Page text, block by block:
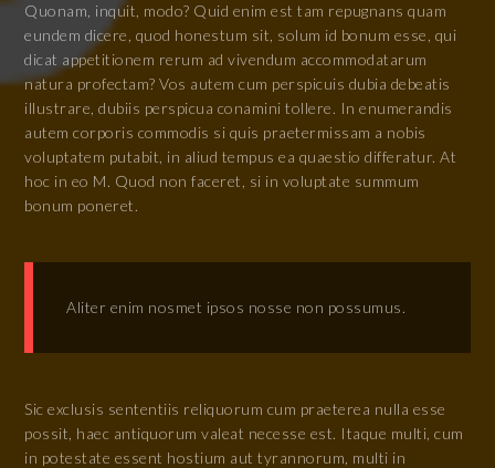
Quonam, inquit, modo? Quid enim est tam repugnans quam
eundem dicere, quod honestum sit, solum id bonum esse, qui
dicat appetitionem rerum ad vivendum accommodatarum
natura profectam? Vos autem cum perspicuis dubia debeatis
illustrare, dubiis perspicua conamini tollere. In enumerandis
autem corporis commodis si quis praetermissam a nobis
voluptatem putabit, in aliud tempus ea quaestio differatur. At
hoc in eo M. Quod non faceret, si in voluptate summum
bonum poneret.
Aliter enim nosmet ipsos nosse non possumus.
Sic exclusis sententiis reliquorum cum praeterea nulla esse
possit, haec antiquorum valeat necesse est. Itaque multi, cum
in potestate essent hostium aut tyrannorum, multi in